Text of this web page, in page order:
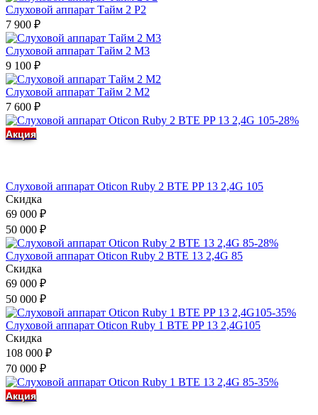
Слуховой аппарат Тайм 2 Р2
7 900 ₽
Слуховой аппарат Тайм 2 М3
9 100 ₽
Слуховой аппарат Тайм 2 М2
7 600 ₽
-28%
Акция
Слуховой аппарат Oticon Ruby 2 BTE PP 13 2,4G 105
Скидка
69 000 ₽
50 000 ₽
-28%
Слуховой аппарат Oticon Ruby 2 BTE 13 2,4G 85
Скидка
69 000 ₽
50 000 ₽
-35%
Слуховой аппарат Oticon Ruby 1 BTE PP 13 2,4G105
Скидка
108 000 ₽
70 000 ₽
-35%
Акция